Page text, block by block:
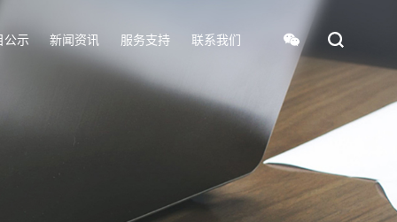
公示 新闻资讯 服务支持 联系我们